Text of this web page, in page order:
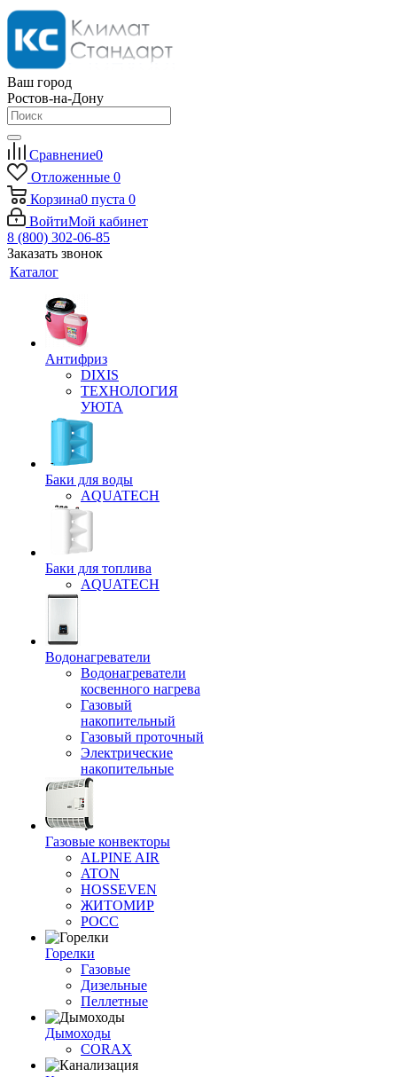
Ваш город
Ростов-на-Дону
Сравнение0
Отложенные 0
Корзина0 пуста 0
ВойтиМой кабинет
8 (800) 302-06-85
Заказать звонок
Каталог
Антифриз
DIXIS
ТЕХНОЛОГИЯ
УЮТА
Баки для воды
AQUATECH
Баки для топлива
AQUATECH
Водонагреватели
Водонагреватели
косвенного нагрева
Газовый
накопительный
Газовый проточный
Электрические
накопительные
Газовые конвекторы
ALPINE AIR
ATON
HOSSEVEN
ЖИТОМИР
РОСС
Горелки
Газовые
Дизельные
Пеллетные
Дымоходы
CORAX